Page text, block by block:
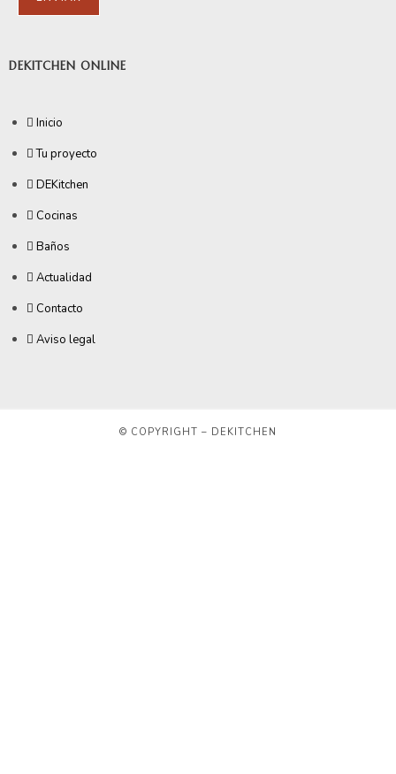
DEKITCHEN ONLINE
Inicio
Tu proyecto
DEKitchen
Cocinas
Baños
Actualidad
Contacto
Aviso legal
© COPYRIGHT – DEKITCHEN